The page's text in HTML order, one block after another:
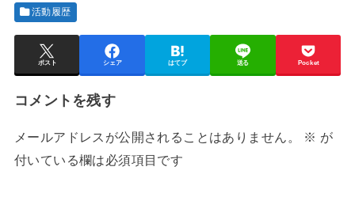
活動履歴
ポスト シェア はてブ 送る Pocket
コメントを残す
メールアドレスが公開されることはありません。 ※ が
付いている欄は必須項目です